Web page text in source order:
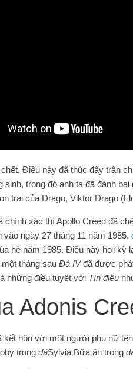
Điều này đã thúc đẩy trận
sinh, trong đó anh ta đã đánh
trai của Drago, Viktor Drago
chính xác thì Apollo Creed đã
ngày 27 tháng 11 năm 1985.
hè năm 1985. Điều này hơi kỳ
tháng sau Đá IVđã được
những điều tuyệt vời Tín điều
Adonis
kết hôn với một người phụ nữ
trong đáSylvia Bữa ăn trong